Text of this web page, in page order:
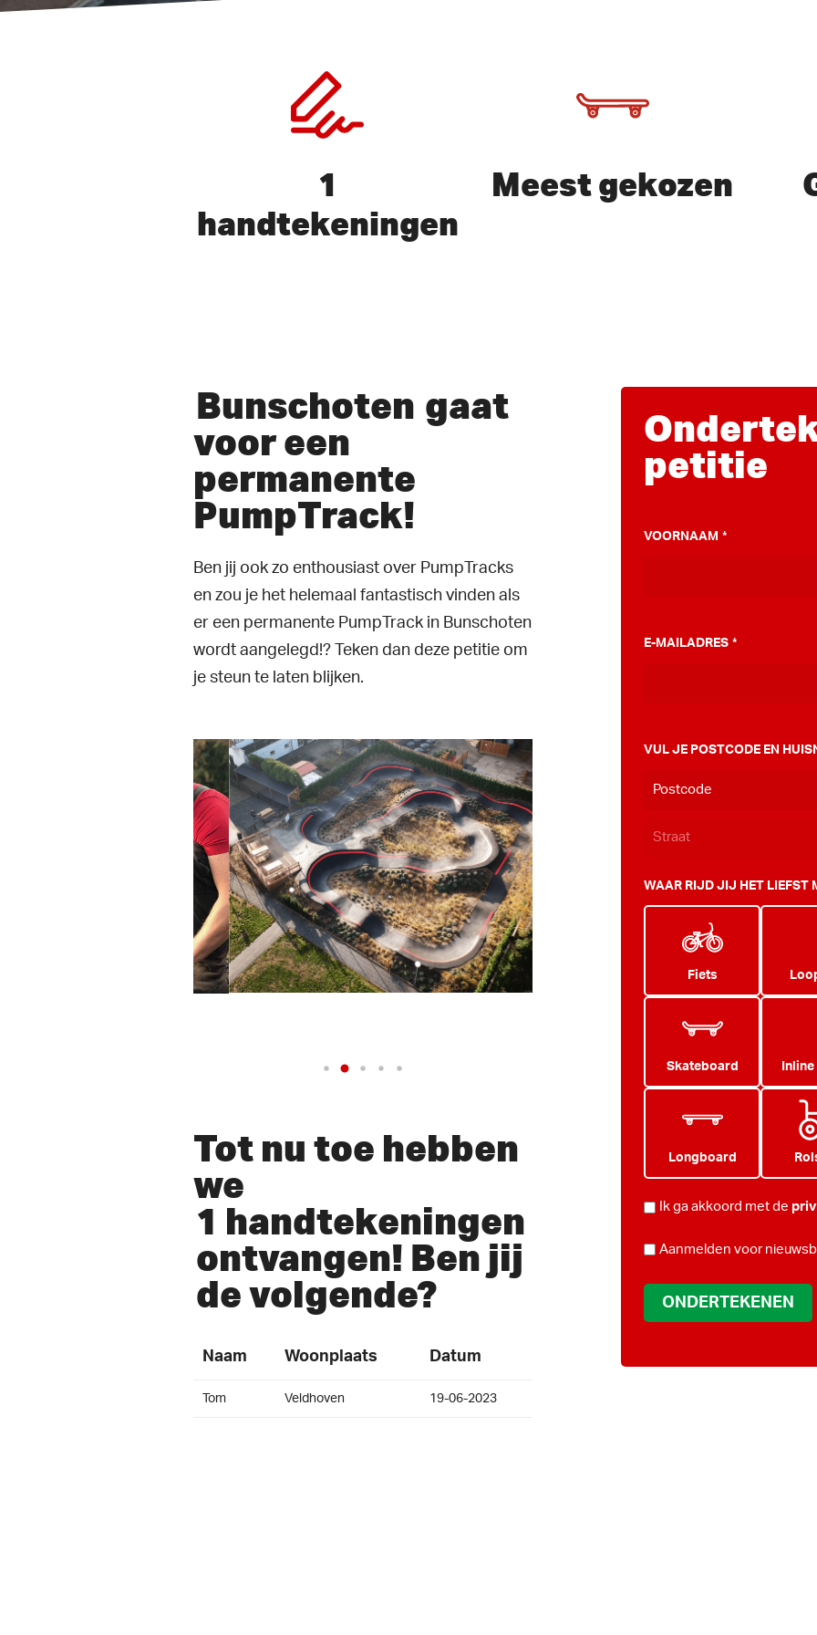
Druk op ENTER om te zoeken of ESC te sluiten
1
handtekeningen
Meest gekozen
Bunschoten gaat
voor een
permanente
PumpTrack!
Ben jij ook zo enthousiast over PumpTracks
en zou je het helemaal fantastisch vinden als
er een permanente PumpTrack in Bunschoten
wordt aangelegd!? Teken dan deze petitie om
je steun te laten blijken.
Tot nu toe hebben
we
1 handtekeningen
ontvangen! Ben jij
de volgende?
Naam Woonplaats Datum
Tom Veldhoven 19-06-2023
petitie
VOORNAAM *
E-MAILADRES *
VUL JE POSTCODE EN
WAAR RIJD JIJ HET LIEFST
Fiets
Skateboard
Longboard
PRIVACY
Ik ga akkoord met de
NIEUWSBRIEF
Aanmelden voor